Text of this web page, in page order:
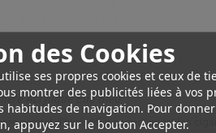
des Cookies
ses propres cookies et ceux de
montrer des publicités liées à vos
habitudes de navigation. Pour
appuyez sur le bouton Accepter.
Acrylique Elie Bleu
permet d'humidifier correctement les